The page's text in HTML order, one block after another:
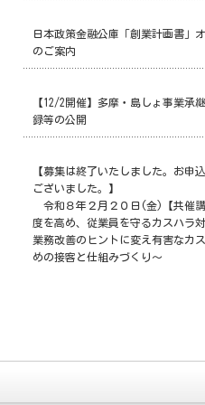
日本政策金融公庫「創業計画書」
のご案内
【12/2開催】多摩・島しょ事業承
録等の公開
【募集は終了いたしました。お申
ございました。】
令和８年２月２０日(金)【共催
度を高め、従業員を守るカスハラ
業務改善のヒントに変え有害なカ
めの接客と仕組みづくり～